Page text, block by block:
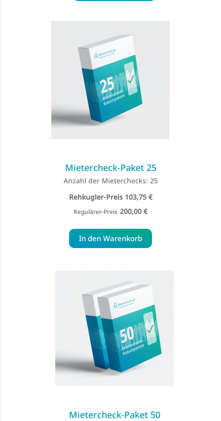
Mietercheck-Paket 25
Anzahl der Mieterchecks: 25
Special
Price
103,75 €
Regulärer-Preis 200,00 €
In den Warenkorb
Mietercheck-Paket 50